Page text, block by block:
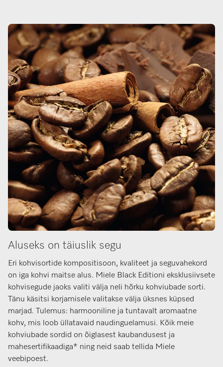
Aluseks on täiuslik segu
Eri kohvisortide kompositisoon, kvaliteet ja seguvahekord
on iga kohvi maitse alus. Miele Black Editioni eksklusiivsete
kohvisegude jaoks valiti välja neli hõrku kohviubade sorti.
Tänu käsitsi korjamisele valitakse välja üksnes küpsed
marjad. Tulemus: harmooniline ja tuntavalt aromaatne
kohv, mis loob üllatavaid naudinguelamusi. Kõik meie
kohviubade sordid on õiglasest kaubandusest ja
mahesertifikaadiga* ning neid saab tellida Miele
veebipoest.